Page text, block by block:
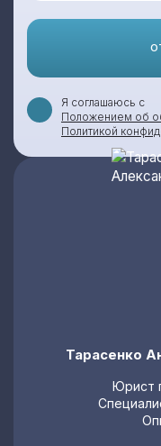
Я соглашаюсь с
Положением об
Политикой
Тарасенко
Юрист